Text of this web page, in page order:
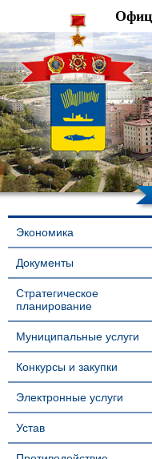
Экономика
Документы
Стратегическое
планирование
Муниципальные услуги
Конкурсы и закупки
Электронные услуги
Устав